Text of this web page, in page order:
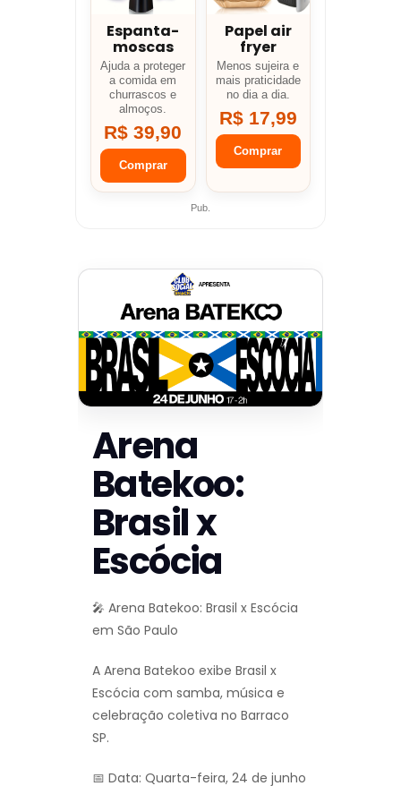
Espanta-
moscas
Ajuda a proteger
a comida em
churrascos e
almoços.
R$ 39,90
Comprar
Papel air
fryer
Menos sujeira e
mais praticidade
no dia a dia.
R$ 17,99
Comprar
Pub.
Arena
Batekoo:
Brasil x
Escócia
🎤 Arena Batekoo: Brasil x Escócia
em São Paulo
A Arena Batekoo exibe Brasil x
Escócia com samba, música e
celebração coletiva no Barraco
SP.
📅 Data: Quarta-feira, 24 de junho